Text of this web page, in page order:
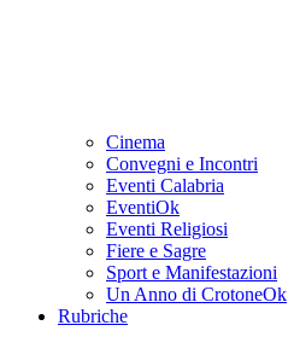
Cinema
Convegni e Incontri
Eventi Calabria
EventiOk
Eventi Religiosi
Fiere e Sagre
Sport e Manifestazioni
Un Anno di CrotoneOk
Rubriche